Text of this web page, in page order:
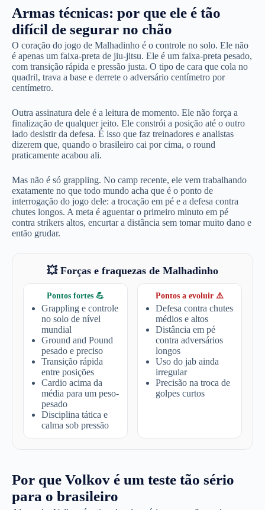
Armas técnicas: por que ele é tão
difícil de segurar no chão
O coração do jogo de Malhadinho é o controle no solo. Ele não
é apenas um faixa-preta de jiu-jitsu. Ele é um faixa-preta pesado,
com transição rápida e pressão justa. O tipo de cara que cola no
quadril, trava a base e derrete o adversário centímetro por
centímetro.
Outra assinatura dele é a leitura de momento. Ele não força a
finalização de qualquer jeito. Ele constrói a posição até o outro
lado desistir da defesa. É isso que faz treinadores e analistas
dizerem que, quando o brasileiro cai por cima, o round
praticamente acabou ali.
Mas não é só grappling. No camp recente, ele vem trabalhando
exatamente no que todo mundo acha que é o ponto de
interrogação do jogo dele: a trocação em pé e a defesa contra
chutes longos. A meta é aguentar o primeiro minuto em pé
contra strikers altos, encurtar a distância sem tomar muito dano e
então grudar.
💥 Forças e fraquezas de Malhadinho
Pontos fortes 💪
Grappling e controle
no solo de nível
mundial
Ground and Pound
pesado e preciso
Transição rápida
entre posições
Cardio acima da
média para um peso-
pesado
Disciplina tática e
calma sob pressão
Pontos a evoluir ⚠️
Defesa contra chutes
médios e altos
Distância em pé
contra adversários
longos
Uso do jab ainda
irregular
Precisão na troca de
golpes curtos
Por que Volkov é um teste tão sério
para o brasileiro